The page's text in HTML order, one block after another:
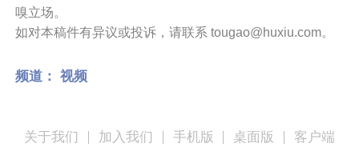
嗅立场。
如对本稿件有异议或投诉，请联系 tougao@huxiu.com。
频道： 视频
关于我们 加入我们 手机版 桌面版 客户端